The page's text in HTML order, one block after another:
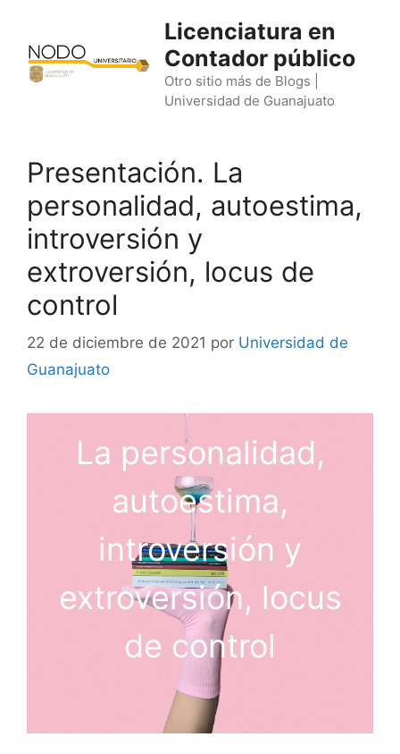
contenido
Licenciatura en
Contador público
Otro sitio más de Blogs |
Universidad de Guanajuato
Presentación. La
personalidad, autoestima,
introversión y
extroversión, locus de
control
22 de diciembre de 2021 por Universidad de
Guanajuato
La personalidad,
autoestima,
introversión y
extroversión, locus
de control